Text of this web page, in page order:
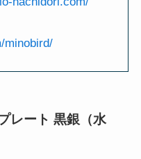
minobird/
レート 黒銀（水